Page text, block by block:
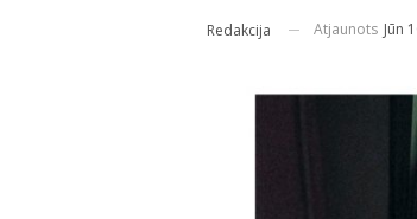
Redakcija Atjaunots Jūn